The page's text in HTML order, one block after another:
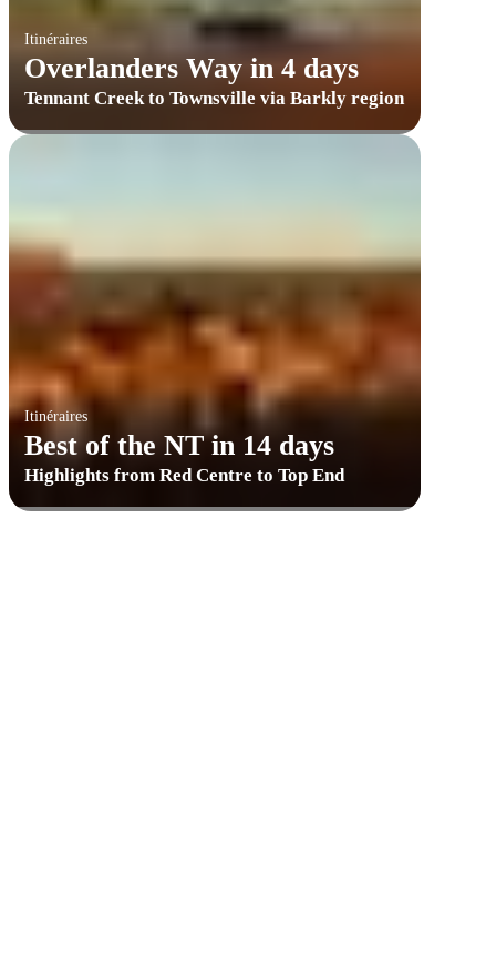
Itinéraires
Overlanders Way in 4 days
Tennant Creek to Townsville via Barkly region
Itinéraires
Best of the NT in 14 days
Highlights from Red Centre to Top End